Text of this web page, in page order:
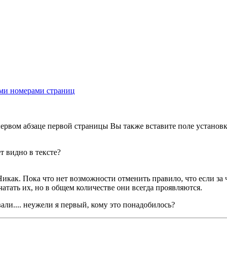
номерами страниц
абзаце первой страницы Вы также вставите поле
видно в тексте?
Пока что нет возможности отменить правило, что если за
их, но в общем количестве они всегда проявляются.
неужели я первый, кому это понадобилось?